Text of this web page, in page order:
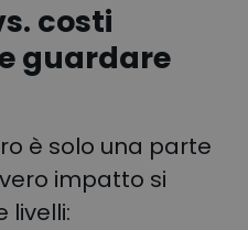
costi
guardare
è solo una parte
impatto si
livelli: